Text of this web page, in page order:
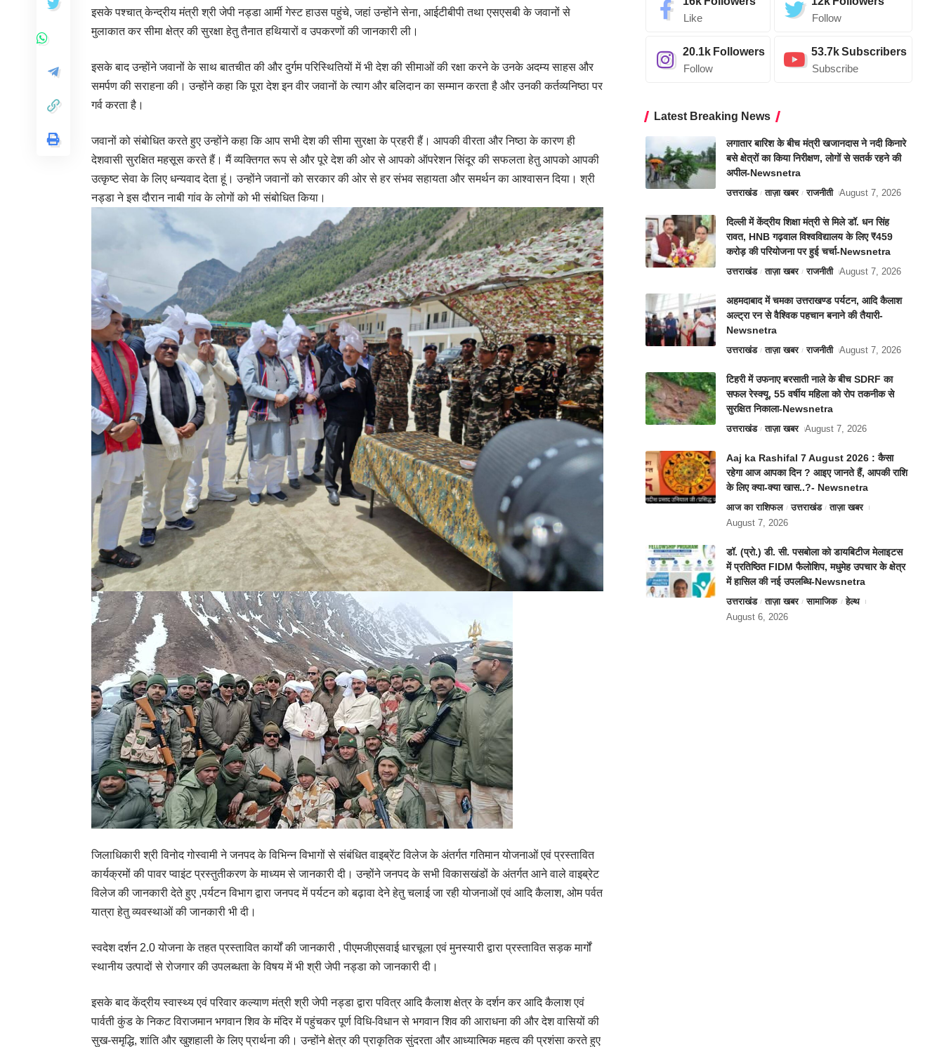
इसके पश्चात् केन्द्रीय मंत्री श्री जेपी नड्डा आर्मी गेस्ट हाउस पहुंचे, जहां उन्होंने सेना, आईटीबीपी तथा एसएसबी के जवानों से
मुलाकात कर सीमा क्षेत्र की सुरक्षा हेतु तैनात हथियारों व उपकरणों की जानकारी ली।
इसके बाद उन्होंने जवानों के साथ बातचीत की और दुर्गम परिस्थितियों में भी देश की सीमाओं की रक्षा करने के उनके अदम्य साहस और
समर्पण की सराहना की। उन्होंने कहा कि पूरा देश इन वीर जवानों के त्याग और बलिदान का सम्मान करता है और उनकी कर्तव्यनिष्ठा पर
गर्व करता है।
जवानों को संबोधित करते हुए उन्होंने कहा कि आप सभी देश की सीमा सुरक्षा के प्रहरी हैं। आपकी वीरता और निष्ठा के कारण ही
देशवासी सुरक्षित महसूस करते हैं। मैं व्यक्तिगत रूप से और पूरे देश की ओर से आपको ऑपरेशन सिंदूर की सफलता हेतु आपको आपकी
उत्कृष्ट सेवा के लिए धन्यवाद देता हूं। उन्होंने जवानों को सरकार की ओर से हर संभव सहायता और समर्थन का आश्वासन दिया। श्री
नड्डा ने इस दौरान नाबी गांव के लोगों को भी संबोधित किया।
जिलाधिकारी श्री विनोद गोस्वामी ने जनपद के विभिन्न विभागों से संबंधित वाइब्रेंट विलेज के अंतर्गत गतिमान योजनाओं एवं प्रस्तावित
कार्यक्रमों की पावर प्वाइंट प्रस्तुतीकरण के माध्यम से जानकारी दी। उन्होंने जनपद के सभी विकासखंडों के अंतर्गत आने वाले वाइब्रेट
विलेज की जानकारी देते हुए ,पर्यटन विभाग द्वारा जनपद में पर्यटन को बढ़ावा देने हेतु चलाई जा रही योजनाओं एवं आदि कैलाश, ओम पर्वत
यात्रा हेतु व्यवस्थाओं की जानकारी भी दी।
स्वदेश दर्शन 2.0 योजना के तहत प्रस्तावित कार्यों की जानकारी , पीएमजीएसवाई धारचूला एवं मुनस्यारी द्वारा प्रस्तावित सड़क मार्गों
स्थानीय उत्पादों से रोजगार की उपलब्धता के विषय में भी श्री जेपी नड्डा को जानकारी दी।
इसके बाद केंद्रीय स्वास्थ्य एवं परिवार कल्याण मंत्री श्री जेपी नड्डा द्वारा पवित्र आदि कैलाश क्षेत्र के दर्शन कर आदि कैलाश एवं
पार्वती कुंड के निकट विराजमान भगवान शिव के मंदिर में पहुंचकर पूर्ण विधि-विधान से भगवान शिव की आराधना की और देश वासियों की
सुख-समृद्धि, शांति और खुशहाली के लिए प्रार्थना की। उन्होंने क्षेत्र की प्राकृतिक सुंदरता और आध्यात्मिक महत्व की प्रशंसा करते हुए
Like Follow
20.1k Followers
Follow
53.7kSubscribers
Subscribe
Latest Breaking News
लगातार बारिश के बीच मंत्री खजानदास ने नदी किनारे
बसे क्षेत्रों का किया निरीक्षण, लोगों से सतर्क रहने की
अपील-Newsnetra
उत्तराखंड ताज़ा खबर राजनीती August 7, 2026
दिल्ली में केंद्रीय शिक्षा मंत्री से मिले डॉ. धन सिंह
रावत, HNB गढ़वाल विश्वविद्यालय के लिए ₹459
करोड़ की परियोजना पर हुई चर्चा-Newsnetra
उत्तराखंड ताज़ा खबर राजनीती August 7, 2026
अहमदाबाद में चमका उत्तराखण्ड पर्यटन, आदि कैलाश
अल्ट्रा रन से वैश्विक पहचान बनाने की तैयारी-
Newsnetra
उत्तराखंड ताज़ा खबर राजनीती August 7, 2026
टिहरी में उफनाए बरसाती नाले के बीच SDRF का
सफल रेस्क्यू, 55 वर्षीय महिला को रोप तकनीक से
सुरक्षित निकाला-Newsnetra
उत्तराखंड ताज़ा खबर August 7, 2026
Aaj ka Rashifal 7 August 2026 : कैसा
रहेगा आज आपका दिन ? आइए जानते हैं, आपकी राशि
के लिए क्या-क्या खास..?- Newsnetra
आज का राशिफल उत्तराखंड
ताज़ा खबर
August 7, 2026
डॉ. (प्रो.) डी. सी. पसबोला को डायबिटीज मेलाइटस
में प्रतिष्ठित FIDM फैलोशिप, मधुमेह उपचार के क्षेत्र
में हासिल की नई उपलब्धि-Newsnetra
उत्तराखंड ताज़ा खबर सामाजिक
हेल्थ
August 6, 2026